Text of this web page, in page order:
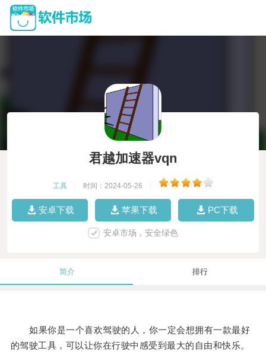
君越加速器vqn
工具 时间：2024-05-26
安卓下载 苹果下载 PC下载
安卓市场，安全绿色
简介 排行
如果你是一个喜欢驾驶的人，你一定会想拥有一款最好
的驾驶工具，可以让你在行驶中感受到最大的自由和快乐。